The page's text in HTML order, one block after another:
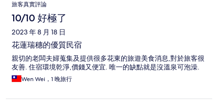
旅客真實評論
10/10 好極了
2023 年 8 月 18 日
花蓮瑞穗的優質民宿
親切的老闆夫婦蒐集及提供很多花東的旅遊美食消息,對於旅客很
友善. 住宿環境乾淨,價錢又便宜. 唯一的缺點就是沒溫泉可泡澡.
Wen Wei，1 晚旅行